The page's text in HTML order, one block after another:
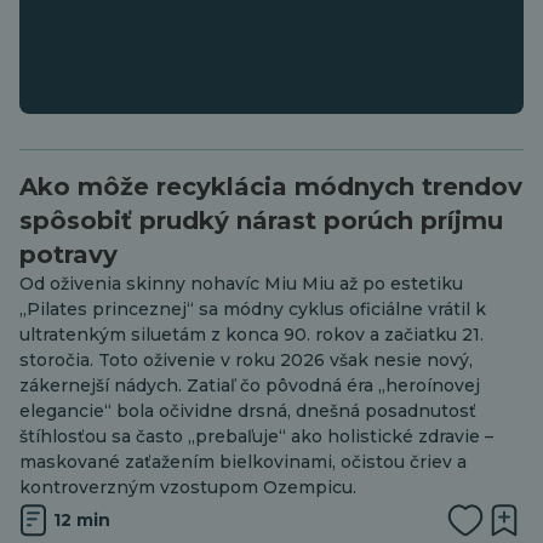
Ako môže recyklácia módnych trendov
spôsobiť prudký nárast porúch príjmu
potravy
Od oživenia skinny nohavíc Miu Miu až po estetiku
„Pilates princeznej“ sa módny cyklus oficiálne vrátil k
ultratenkým siluetám z konca 90. rokov a začiatku 21.
storočia. Toto oživenie v roku 2026 však nesie nový,
zákernejší nádych. Zatiaľ čo pôvodná éra „heroínovej
elegancie“ bola očividne drsná, dnešná posadnutosť
štíhlosťou sa často „prebaľuje“ ako holistické zdravie –
maskované zaťažením bielkovinami, očistou čriev a
kontroverzným vzostupom Ozempicu.
12 min